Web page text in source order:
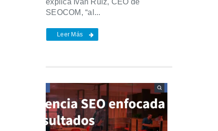
explica Iván Ruiz, CEO de
SEOCOM, “al...
Leer Más